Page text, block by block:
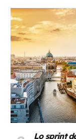
Lo sprint